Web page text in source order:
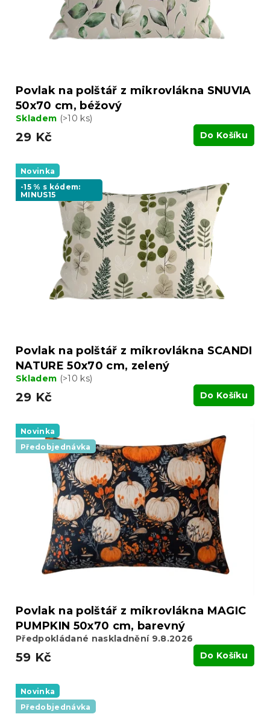
Povlak na polštář z mikrovlákna SNUVIA
50x70 cm, béžový
Skladem (>10 ks)
29 Kč Do Košíku
Novinka
-15 % s kódem:
MINUS15
Povlak na polštář z mikrovlákna SCANDI
NATURE 50x70 cm, zelený
Skladem (>10 ks)
29 Kč Do Košíku
Novinka
Předobjednávka
Povlak na polštář z mikrovlákna MAGIC
PUMPKIN 50x70 cm, barevný
Předpokládané naskladnění 9.8.2026
59 Kč Do Košíku
Novinka
Předobjednávka